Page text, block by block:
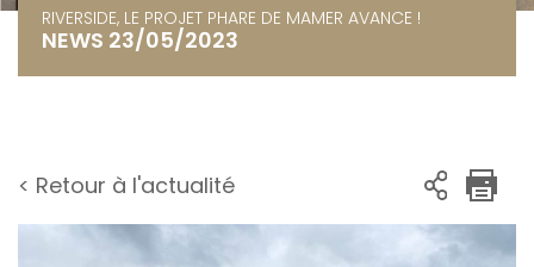
RIVERSIDE, LE PROJET PHARE DE MAMER AVANCE !
NEWS 23/05/2023
< Retour à l'actualité